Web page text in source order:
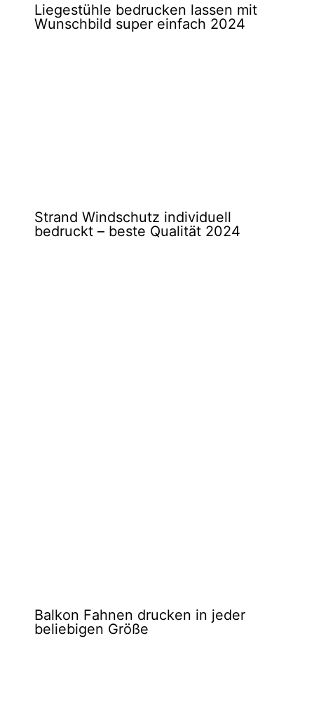
Liegestühle bedrucken lassen mit
Wunschbild super einfach 2024
Strand Windschutz individuell
bedruckt – beste Qualität 2024
Balkon Fahnen drucken in jeder
beliebigen Größe